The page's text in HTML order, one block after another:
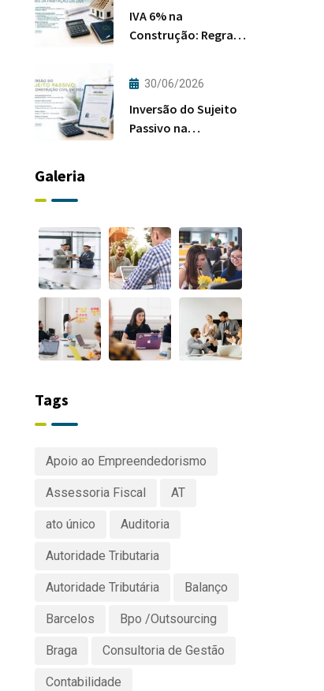
IVA 6% na
Construção: Regras
30/06/2026
Inversão do Sujeito
Passivo na
Galeria
Tags
Apoio ao Empreendedorismo
Assessoria Fiscal AT
ato único Auditoria
Autoridade Tributaria
Autoridade Tributária Balanço
Barcelos Bpo /Outsourcing
Braga Consultoria de Gestão
Contabilidade